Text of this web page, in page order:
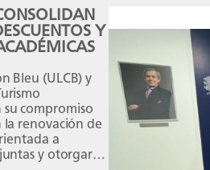
Y
Bleu (ULCB) y
su compromiso
renovación de
a
y otorgar